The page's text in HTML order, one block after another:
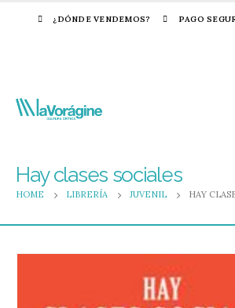
¿DÓNDE VENDEMOS? PAGO
Hay clases sociales
HOME LIBRERÍA JUVENIL HAY